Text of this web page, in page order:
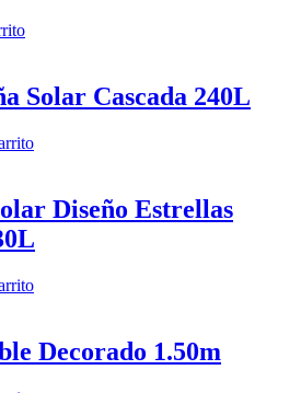
Solar Cascada 240L
Diseño Estrellas
Decorado 1.50m